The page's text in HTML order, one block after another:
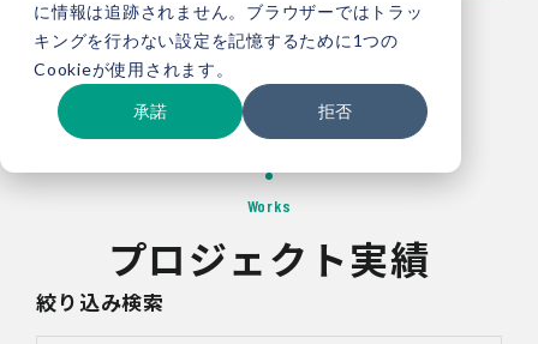
に情報は追跡されません。ブラウザーではトラッ
キングを行わない設定を記憶するために1つの
Cookieが使用されます。
承諾 拒否
TOP 事例紹介
Works
プロジェクト実績
絞り込み検索